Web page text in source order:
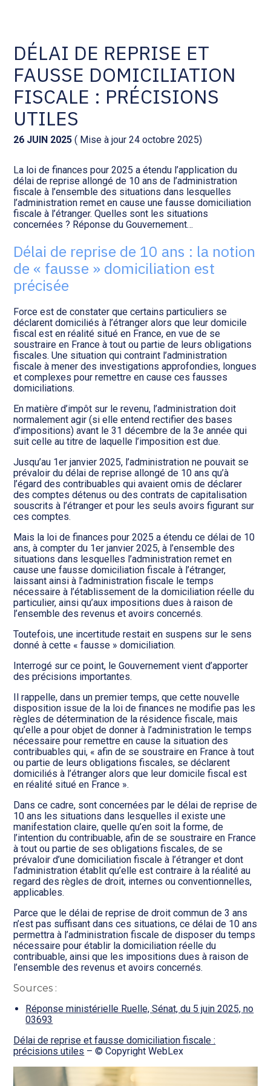
Social et ressources humaines
Assistance juridique
Pilotage d’entreprise
Audit légal
Gestion de patrimoine
Transition numérique
Tenue de votre comptabilité :
ACD
Facturation et pilotage :
EVOLIZ
Facturation et pilotage : MEG
Analyse et tableau de bord :
WAIBI
Gérer vos ressources
humaines : SILAE
DÉLAI DE REPRISE ET
FAUSSE DOMICILIATION
FISCALE : PRÉCISIONS
UTILES
26 JUIN 2025 ( Mise à jour 24 octobre 2025)
La loi de finances pour 2025 a étendu l’application du
délai de reprise allongé de 10 ans de l’administration
fiscale à l’ensemble des situations dans lesquelles
l’administration remet en cause une fausse domiciliation
fiscale à l’étranger. Quelles sont les situations
concernées ? Réponse du Gouvernement…
Délai de reprise de 10 ans : la notion
de « fausse » domiciliation est
précisée
Force est de constater que certains particuliers se
déclarent domiciliés à l’étranger alors que leur domicile
fiscal est en réalité situé en France, en vue de se
soustraire en France à tout ou partie de leurs obligations
fiscales. Une situation qui contraint l’administration
fiscale à mener des investigations approfondies, longues
et complexes pour remettre en cause ces fausses
domiciliations.
En matière d’impôt sur le revenu, l’administration doit
normalement agir (si elle entend rectifier des bases
d’impositions) avant le 31 décembre de la 3e année qui
suit celle au titre de laquelle l’imposition est due.
Jusqu’au 1er janvier 2025, l’administration ne pouvait se
prévaloir du délai de reprise allongé de 10 ans qu’à
l’égard des contribuables qui avaient omis de déclarer
des comptes détenus ou des contrats de capitalisation
souscrits à l’étranger et pour les seuls avoirs figurant sur
ces comptes.
Mais la loi de finances pour 2025 a étendu ce délai de 10
ans, à compter du 1er janvier 2025, à l’ensemble des
situations dans lesquelles l’administration remet en
cause une fausse domiciliation fiscale à l’étranger,
laissant ainsi à l’administration fiscale le temps
nécessaire à l’établissement de la domiciliation réelle du
particulier, ainsi qu’aux impositions dues à raison de
l’ensemble des revenus et avoirs concernés.
Toutefois, une incertitude restait en suspens sur le sens
donné à cette « fausse » domiciliation.
Interrogé sur ce point, le Gouvernement vient d’apporter
des précisions importantes.
Il rappelle, dans un premier temps, que cette nouvelle
disposition issue de la loi de finances ne modifie pas les
règles de détermination de la résidence fiscale, mais
qu’elle a pour objet de donner à l’administration le temps
nécessaire pour remettre en cause la situation des
contribuables qui, « afin de se soustraire en France à tout
ou partie de leurs obligations fiscales, se déclarent
domiciliés à l’étranger alors que leur domicile fiscal est
en réalité situé en France ».
Dans ce cadre, sont concernées par le délai de reprise de
10 ans les situations dans lesquelles il existe une
manifestation claire, quelle qu’en soit la forme, de
l’intention du contribuable, afin de se soustraire en France
à tout ou partie de ses obligations fiscales, de se
prévaloir d’une domiciliation fiscale à l’étranger et dont
l’administration établit qu’elle est contraire à la réalité au
regard des règles de droit, internes ou conventionnelles,
applicables.
Parce que le délai de reprise de droit commun de 3 ans
n’est pas suffisant dans ces situations, ce délai de 10 ans
permettra à l’administration fiscale de disposer du temps
nécessaire pour établir la domiciliation réelle du
contribuable, ainsi que les impositions dues à raison de
l’ensemble des revenus et avoirs concernés.
Sources :
Réponse ministérielle Ruelle, Sénat, du 5 juin 2025, no
03693
Délai de reprise et fausse domiciliation fiscale :
précisions utiles – © Copyright WebLex